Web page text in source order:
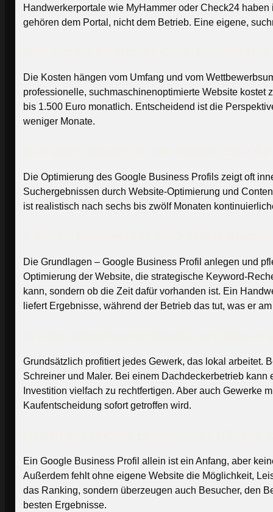
Handwerkerportale wie MyHammer oder Check24
gehören dem Portal, nicht dem Betrieb. Eine eigene,
Die Kosten hängen vom Umfang und vom
professionelle, suchmaschinenoptimierte Website kostet
bis 1.500 Euro monatlich. Entscheidend ist die
weniger Monate.
Die Optimierung des Google Business Profils zeigt oft
Suchergebnissen durch Website-Optimierung und
ist realistisch nach sechs bis zwölf Monaten
Die Grundlagen – Google Business Profil anlegen und
Optimierung der Website, die strategische Keyword-
kann, sondern ob die Zeit dafür vorhanden ist. Ein
liefert Ergebnisse, während der Betrieb das tut, was er
Grundsätzlich profitiert jedes Gewerk, das lokal arbeitet.
Schreiner und Maler. Bei einem Dachdeckerbetrieb
Investition vielfach zu rechtfertigen. Aber auch
Kaufentscheidung sofort getroffen wird.
Ein Google Business Profil allein ist ein Anfang, aber
Außerdem fehlt ohne eigene Website die Möglichkeit,
das Ranking, sondern überzeugen auch Besucher, den
besten Ergebnisse.